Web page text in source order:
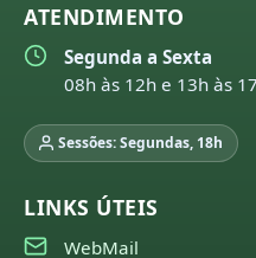
ATENDIMENTO
Segunda a Sexta
08h às 12h e 13h às
Sessões: Segundas, 18h
LINKS ÚTEIS
WebMail